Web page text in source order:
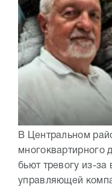
В Центральном
бьют тревогу из-
управляющей